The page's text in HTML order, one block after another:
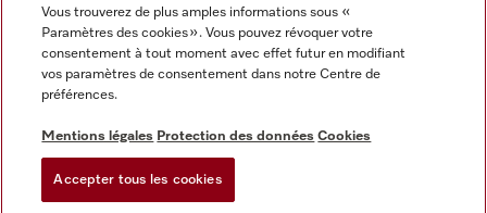
CGV
Conditions d’utilisation
Déclaration d'accessibilité
Digital Services Act
Vous trouverez de plus amples informations sous «
Paramètres des cookies ». Vous pouvez révoquer votre
consentement à tout moment avec effet futur en modifiant
vos paramètres de consentement dans notre Centre de
préférences.
Mentions légales Protection des données Cookies
Accepter tous les cookies